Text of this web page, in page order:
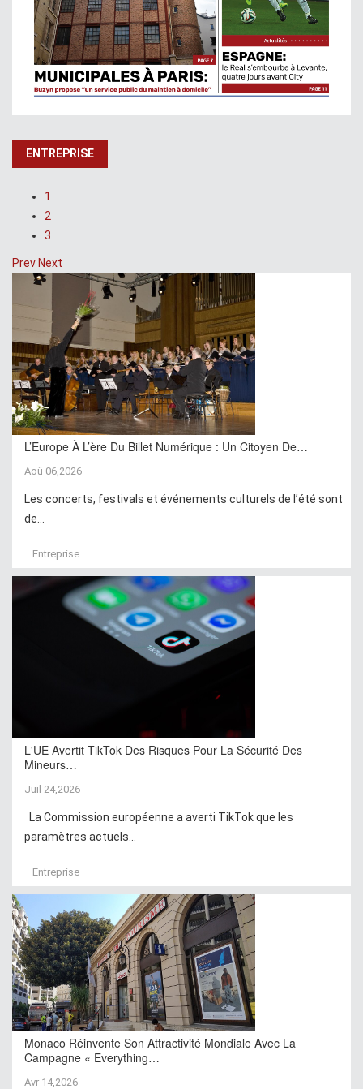
ENTREPRISE
1
2
3
Prev Next
L’Europe À L’ère Du Billet Numérique : Un Citoyen De…
Aoû 06,2026
Les concerts, festivals et événements culturels de l’été sont
de...
Entreprise
L'UE Avertit TikTok Des Risques Pour La Sécurité Des
Mineurs…
Juil 24,2026
La Commission européenne a averti TikTok que les
paramètres actuels...
Entreprise
Monaco Réinvente Son Attractivité Mondiale Avec La
Campagne « Everything…
Avr 14,2026